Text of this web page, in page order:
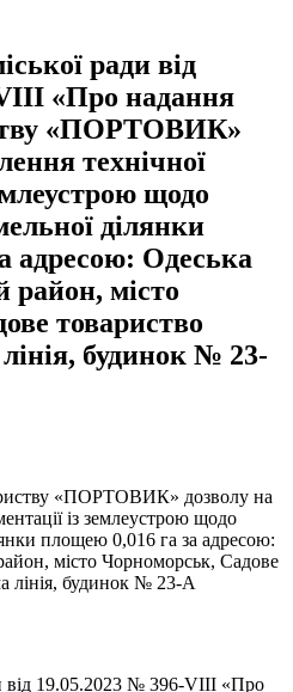
ради від
«Про надання
«ПОРТОВИК»
технічної
щодо
ділянки
адресою: Одеська
район, місто
товариство
будинок № 23-
«ПОРТОВИК» дозволу на
із землеустрою щодо
площею 0,016 га за адресою:
місто Чорноморськ, Садове
лінія, будинок № 23-А
від 19.05.2023 № 396-VIII «Про